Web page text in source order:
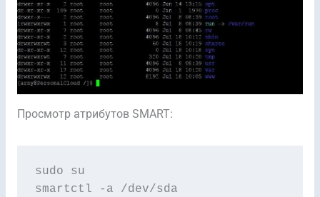
Просмотр атрибутов SMART:
sudo su
smartctl -a /dev/sda